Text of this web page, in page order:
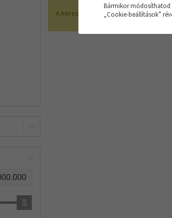
A keresés nem hozott eredményt!
Bármikor módosíthatod
„Cookie-beállítások”